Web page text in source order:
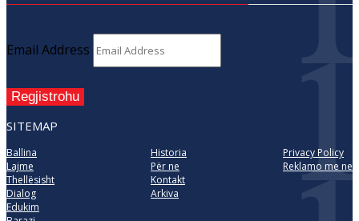
Email Address
Regjistrohu
SITEMAP
Ballina
Lajme
Thellësisht
Dialog
Edukim
Historia
Për ne
Kontakt
Arkiva
Privacy Policy
Reklamo me ne